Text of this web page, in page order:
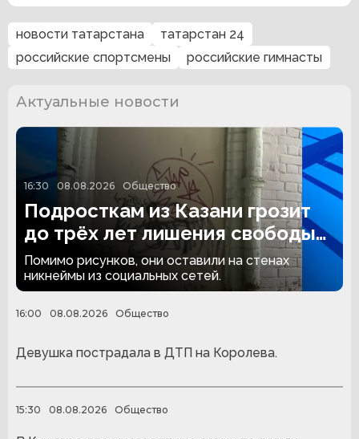
новости татарстана
татарстан 24
российские спортсмены
российские гимнасты
Актуальные новости
16:30 08.08.2026 Общество
Подросткам из Казани грозит
до трёх лет лишения свободы
за граффити
Помимо рисунков, они оставили на стенах
никнеймы из социальных сетей.
16:00 08.08.2026 Общество
Девушка пострадала в ДТП на Королева.
15:30 08.08.2026 Общество